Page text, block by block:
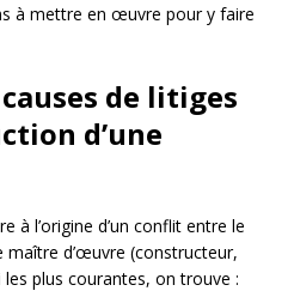
à mettre en œuvre pour y faire
de litiges
d’une
à l’origine d’un conflit entre le
maître d’œuvre (constructeur,
plus courantes, on trouve :